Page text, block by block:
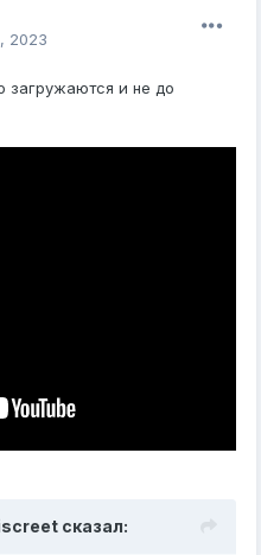
2023
загружаются и не до
сказал: